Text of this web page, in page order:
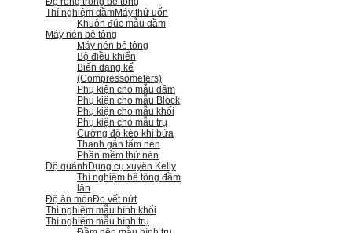
Thí nghiệm dầmMáy thử uốn
Khuôn đúc mẫu dầm
Máy nén bê tông
Máy nén bê tông
Bộ điều khiển
Biến dạng kế
(Compressometers)
Phụ kiện cho mẫu dầm
Phụ kiện cho mẫu Block
Phụ kiện cho mẫu khối
Phụ kiện cho mẫu trụ
Cường độ kéo khi bửa
Thanh gắn tấm nén
Phần mềm thử nén
Độ quánh Dụng cụ xuyên Kelly
Thí nghiệm bê tông đầm
lăn
Độ ăn mònĐo vết nứt
Thí nghiệm mẫu hình khối
Thí nghiệm mẫu hình trụ